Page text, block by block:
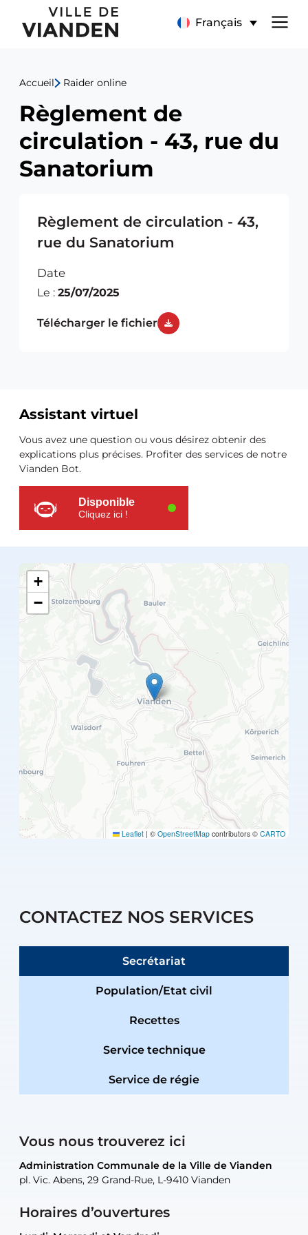
Règlement
de
circulation
43,
rue
Sanatorium
Français
Menu
navigation
principal
Accueil Raider online
Règlement de
circulation - 43, rue du
Sanatorium
Règlement de circulation - 43,
rue du Sanatorium
Date
Le : 25/07/2025
Télécharger le fichier
Ressources
supplémentaires
Assistant virtuel
Vous avez une question ou vous désirez obtenir des
explications plus précises. Profiter des services de notre
Vianden Bot.
Disponible
Cliquez ici !
+
−
Leaflet | © OpenStreetMap contributors © CARTO
CONTACTEZ NOS SERVICES
Secrétariat
Population/Etat civil
Recettes
Service technique
Service de régie
Vous nous trouverez ici
Administration Communale de la Ville de Vianden
pl. Vic. Abens, 29 Grand-Rue, L-9410 Vianden
Horaires d’ouvertures
Administration Communale de la Ville de Vianden
pl. Vic. Abens, 29 Grand-Rue, L-9410 Vianden
Administration Communale de la Ville de Vianden
pl. Vic. Abens, 29 Grand-Rue, L-9410 Vianden
Administration Communale de la Ville de Vianden
pl. Vic. Abens, 29 Grand-Rue, L-9410 Vianden
Atelier Communal de la Ville de Vianden
30, rue Neugarten, L-9422 Vianden